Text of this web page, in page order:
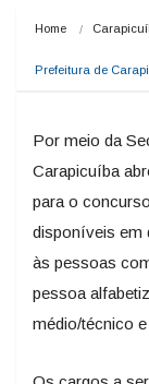
Home
Prefeitura de
Por meio da
Carapicuíba
para o
disponíveis em
às pessoas
pessoa
médio/técnico